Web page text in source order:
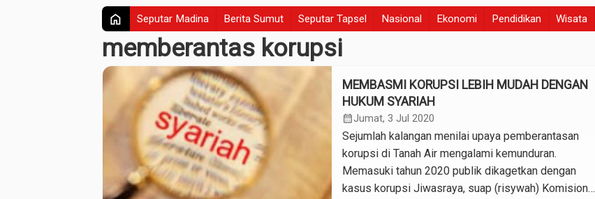
home Seputar Madina Berita Sumut Seputar Tapsel Nasional Ekonomi Pendidikan Wisata
memberantas korupsi
MEMBASMI KORUPSI LEBIH MUDAH DENGAN
HUKUM SYARIAH
calendar_monthJumat, 3 Jul 2020
Sejumlah kalangan menilai upaya pemberantasan
korupsi di Tanah Air mengalami kemunduran.
Memasuki tahun 2020 publik dikagetkan dengan
kasus korupsi Jiwasraya, suap (risywah) Komisioner